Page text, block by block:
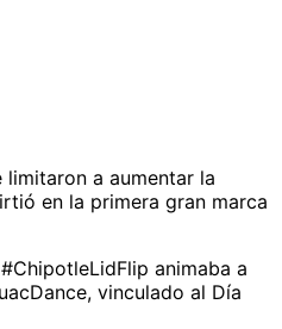
a aumentar la
en la primera gran marca
animaba a
vinculado al Día